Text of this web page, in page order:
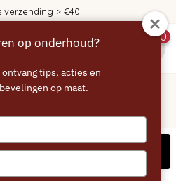
verzending > €40!
0
Filters
op onderhoud?
ontvang tips, acties en
op maat.